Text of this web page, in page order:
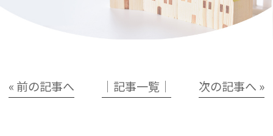
« 前の記事へ │記事一覧│ 次の記事へ »